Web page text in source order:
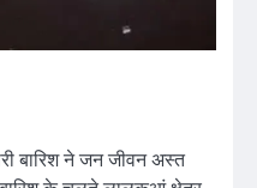
बारिश ने जन जीवन अस्त